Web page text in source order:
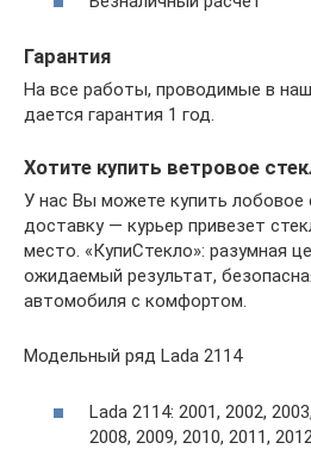
Гарантия
На все работы, проводимые в
дается гарантия 1 год.
Хотите купить ветровое
У нас Вы можете купить лобовое
доставку — курьер привезет
место. «КупиСтекло»: разумная
ожидаемый результат,
автомобиля с комфортом.
Модельный ряд Lada 2114
Lada 2114: 2001, 2002,
2008, 2009, 2010, 2011,